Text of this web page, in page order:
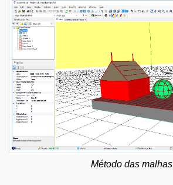
Método das malhas